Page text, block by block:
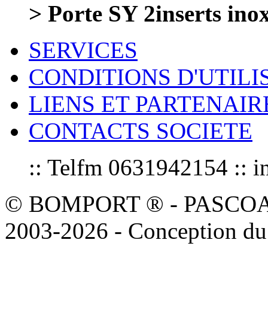
> Porte SY 2inserts
SERVICES
CONDITIONS
LIENS ET
CONTACTS SOCIETE
:: Telfm 0631942154 ::
© BOMPORT ® -
2003-2026 - Conception